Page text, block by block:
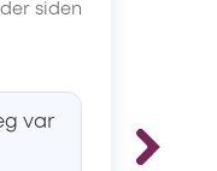
siden
var